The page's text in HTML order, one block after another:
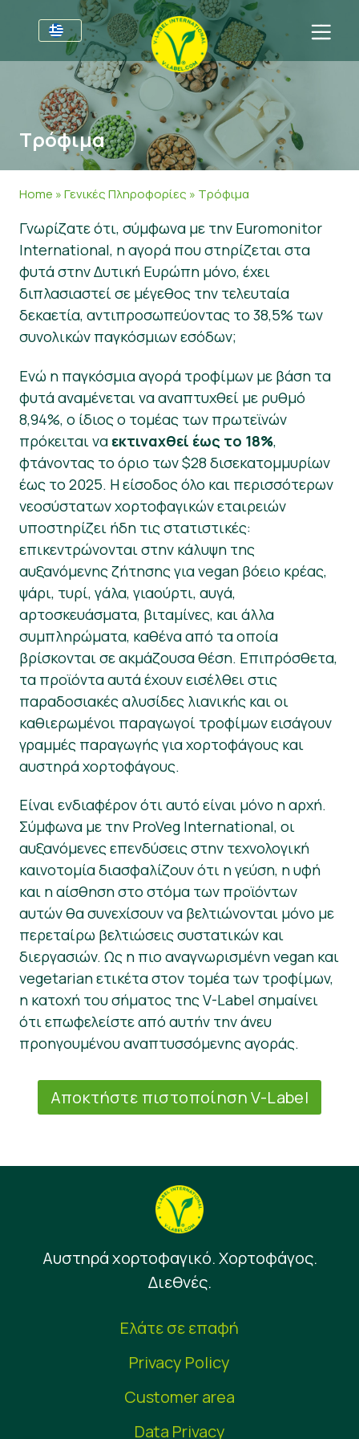
Για τις επιχειρήσεις
Πληροφορίες για τους παραγωγούς
V-Label Webinars
Πάρτε πιστοποίηση
Τομείς
Γενικές Πληροφορίες
Μη βρώσιμα
Γαστρονομία
Συχνές ερωτήσεις
Πιστοποιημένα Προϊόντα
About Us
Ελάτε σε επαφή
Πάρτε πιστοποίηση
Αναφορά κατάχρησης
Νέα
Υλικό Τύπου
Τρόφιμα
Home »Γενικές Πληροφορίες » Τρόφιμα
Γνωρίζατε ότι, σύμφωνα με την Euromonitor
International, η αγορά που στηρίζεται στα
φυτά στην Δυτική Ευρώπη μόνο, έχει
διπλασιαστεί σε μέγεθος την τελευταία
δεκαετία, αντιπροσωπεύοντας το 38,5% των
συνολικών παγκόσμιων εσόδων;
Ενώ η παγκόσμια αγορά τροφίμων με βάση τα
φυτά αναμένεται να αναπτυχθεί με ρυθμό
8,94%, ο ίδιος ο τομέας των πρωτεϊνών
πρόκειται να εκτιναχθεί έως το 18%,
φτάνοντας το όριο των $28 δισεκατομμυρίων
έως το 2025. Η είσοδος όλο και περισσότερων
νεοσύστατων χορτοφαγικών εταιρειών
υποστηρίζει ήδη τις στατιστικές:
επικεντρώνονται στην κάλυψη της
αυξανόμενης ζήτησης για vegan βόειο κρέας,
ψάρι, τυρί, γάλα, γιαούρτι, αυγά,
αρτοσκευάσματα, βιταμίνες, και άλλα
συμπληρώματα, καθένα από τα οποία
βρίσκονται σε ακμάζουσα θέση. Επιπρόσθετα,
τα προϊόντα αυτά έχουν εισέλθει στις
παραδοσιακές αλυσίδες λιανικής και οι
καθιερωμένοι παραγωγοί τροφίμων εισάγουν
γραμμές παραγωγής για χορτοφάγους και
αυστηρά χορτοφάγους.
Είναι ενδιαφέρον ότι αυτό είναι μόνο η αρχή.
Σύμφωνα με την ProVeg International, οι
αυξανόμενες επενδύσεις στην τεχνολογική
καινοτομία διασφαλίζουν ότι η γεύση, η υφή
και η αίσθηση στο στόμα των προϊόντων
αυτών θα συνεχίσουν να βελτιώνονται μόνο με
περεταίρω βελτιώσεις συστατικών και
διεργασιών. Ως η πιο αναγνωρισμένη vegan και
vegetarian ετικέτα στον τομέα των τροφίμων,
η κατοχή του σήματος της V-Label σημαίνει
ότι επωφελείστε από αυτήν την άνευ
προηγουμένου αναπτυσσόμενης αγοράς.
Αποκτήστε πιστοποίηση V-Label
Αυστηρά χορτοφαγικό. Χορτοφάγος.
Διεθνές.
Ελάτε σε επαφή
Privacy Policy
Customer area
Data Privacy